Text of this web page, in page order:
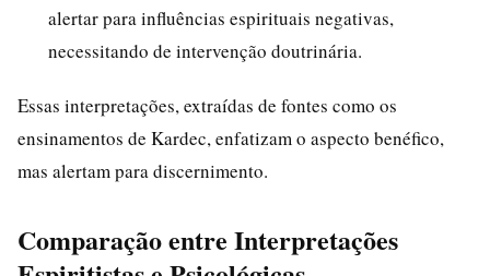
alertar para influências espirituais negativas,
necessitando de intervenção doutrinária.
Essas interpretações, extraídas de fontes como os
ensinamentos de Kardec, enfatizam o aspecto benéfico,
mas alertam para discernimento.
Comparação entre Interpretações